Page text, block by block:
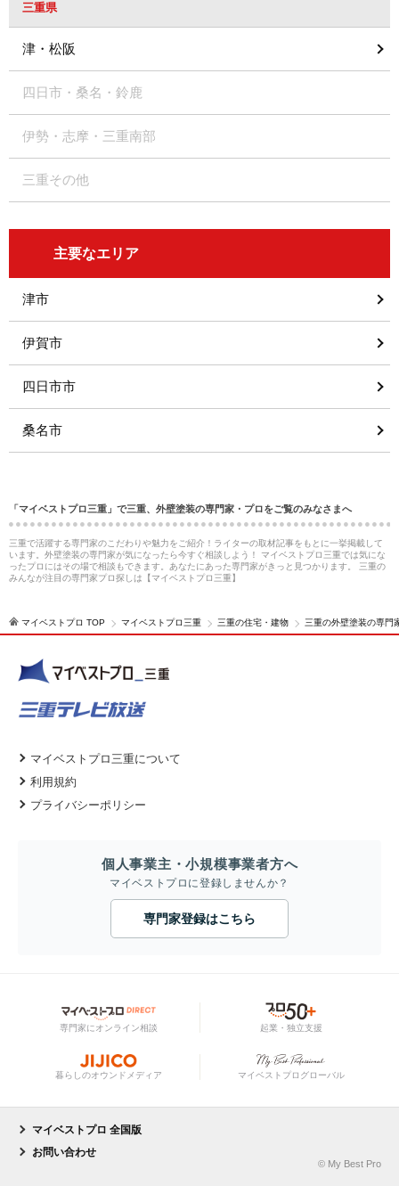
三重県
津・松阪
四日市・桑名・鈴鹿
伊勢・志摩・三重南部
三重その他
主要なエリア
津市
伊賀市
四日市市
桑名市
「マイベストプロ三重」で三重、外壁塗装の専門家・プロをご覧のみなさまへ
三重で活躍する専門家のこだわりや魅力をご紹介！ライターの取材記事をもとに一挙掲載して
います。外壁塗装の専門家が気になったら今すぐ相談しよう！ マイベストプロ三重では気にな
ったプロにはその場で相談もできます。あなたにあった専門家がきっと見つかります。 三重の
みんなが注目の専門家プロ探しは【マイベストプロ三重】
マイベストプロ TOP マイベストプロ三重 三重の住宅・建物 三重の外壁塗装の専門
マイベストプロ三重について
利用規約
プライバシーポリシー
個人事業主・小規模事業者方へ
マイベストプロに登録しませんか？
専門家登録はこちら
専門家にオンライン相談 起業・独立支援
暮らしのオウンドメディア マイベストプログローバル
マイベストプロ 全国版
お問い合わせ
© My Best Pro